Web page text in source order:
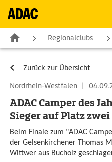
Regionalclubs
Zurück zur Übersicht
Nordrhein-Westfalen |
ADAC Camper des
Sieger auf Platz zwei
Beim Finale zum "ADAC
der Gelsenkirchener Thomas
Wittwer aus Bucholz